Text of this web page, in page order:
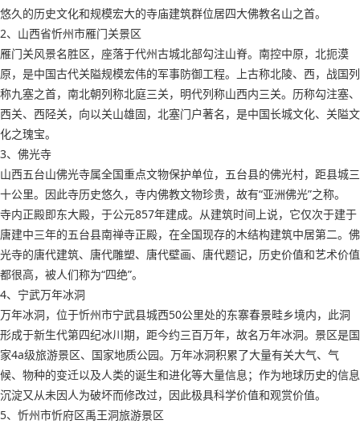
悠久的历史文化和规模宏大的寺庙建筑群位居四大佛教名山之首。
2、山西省忻州市雁门关景区
雁门关风景名胜区，座落于代州古城北部勾注山脊。南控中原，北扼漠
原，是中国古代关隘规模宏伟的军事防御工程。上古称北陵、西，战国列
称九塞之首，南北朝列称北庭三关，明代列称山西内三关。历称勾注塞、
西关、西陉关，向以关山雄固，北塞门户著名，是中国长城文化、关隘文
化之瑰宝。
3、佛光寺
山西五台山佛光寺属全国重点文物保护单位，五台县的佛光村，距县城三
十公里。因此寺历史悠久，寺内佛教文物珍贵，故有“亚洲佛光”之称。
寺内正殿即东大殿，于公元857年建成。从建筑时间上说，它仅次于建于
唐建中三年的五台县南禅寺正殿，在全国现存的木结构建筑中居第二。佛
光寺的唐代建筑、唐代雕塑、唐代壁画、唐代题记，历史价值和艺术价值
都很高，被人们称为“四绝”。
4、宁武万年冰洞
万年冰洞，位于忻州市宁武县城西50公里处的东寨春景畦乡境内，此洞
形成于新生代第四纪冰川期，距今约三百万年，故名万年冰洞。景区是国
家4a级旅游景区、国家地质公园。万年冰洞积累了大量有关大气、气
候、物种的变迁以及人类的诞生和进化等大量信息；作为地球历史的信息
沉淀又从未因人为破坏而修改过，因此极具科学价值和观赏价值。
5、忻州市忻府区禹王洞旅游景区